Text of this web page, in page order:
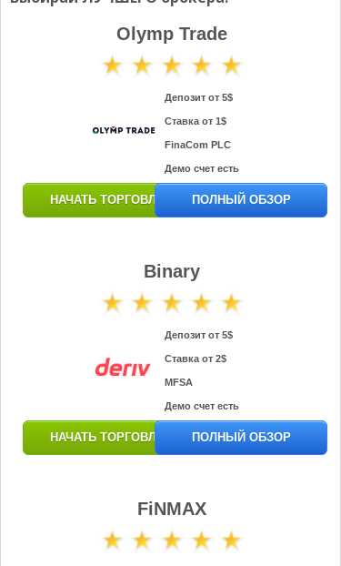
Olymp Trade
Депозит от 5$
Ставка от 1$
FinaCom PLC
Демо счет есть
НАЧАТЬ ТОРГОВЛЮ ПОЛНЫЙ ОБЗОР
Binary
Депозит от 5$
Ставка от 2$
MFSA
Демо счет есть
НАЧАТЬ ТОРГОВЛЮ ПОЛНЫЙ ОБЗОР
FiNMAX